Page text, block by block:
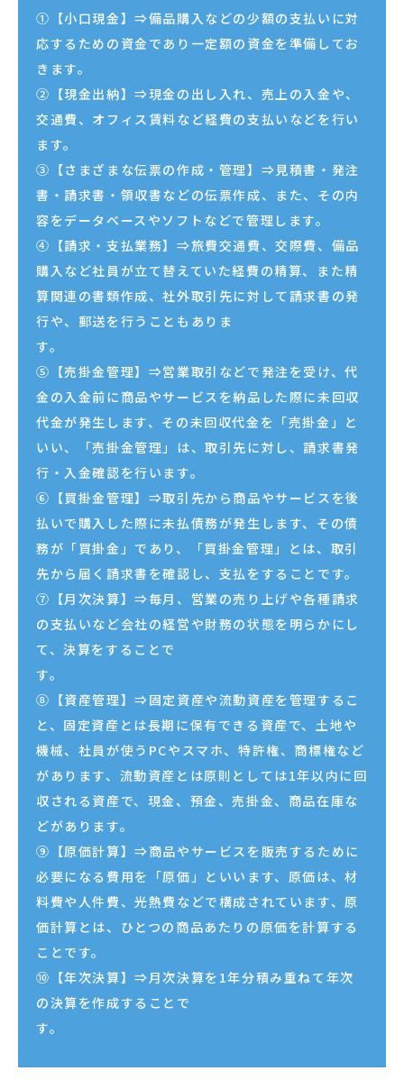
①【小口現金】⇒備品購入などの少額の支払いに対
応するための資金であり一定額の資金を準備してお
きます。
②【現金出納】⇒現金の出し入れ、売上の入金や、
交通費、オフィス賃料など経費の支払いなどを行い
ます。
③【さまざまな伝票の作成・管理】⇒見積書・発注
書・請求書・領収書などの伝票作成、また、その内
容をデータベースやソフトなどで管理します。
④【請求・支払業務】⇒旅費交通費、交際費、備品
購入など社員が立て替えていた経費の精算、また精
算関連の書類作成、社外取引先に対して請求書の発
行や、郵送を行うこともありま
⑤【売掛金管理】⇒営業取引などで発注を受け、代
金の入金前に商品やサービスを納品した際に未回収
代金が発生します、その未回収代金を「売掛金」と
いい、「売掛金管理」は、取引先に対し、請求書発
行・入金確認を行います。
⑥【買掛金管理】⇒取引先から商品やサービスを後
払いで購入した際に未払債務が発生します、その債
務が「買掛金」であり、「買掛金管理」とは、取引
先から届く請求書を確認し、支払をすることです。
⑦【月次決算】⇒毎月、営業の売り上げや各種請求
の支払いなど会社の経営や財務の状態を明らかにし
て、決算をすることで
す。
⑧【資産管理】⇒固定資産や流動資産を管理するこ
と、固定資産とは長期に保有できる資産で、土地や
機械、社員が使うPCやスマホ、特許権、商標権など
があります、流動資産とは原則としては1年以内に回
収される資産で、現金、預金、売掛金、商品在庫な
どがあります。
⑨【原価計算】⇒商品やサービスを販売するために
必要になる費用を「原価」といいます、原価は、材
料費や人件費、光熱費などで構成されています、原
価計算とは、ひとつの商品あたりの原価を計算する
ことです。
⑩【年次決算】⇒月次決算を1年分積み重ねて年次
の決算を作成することで
す。